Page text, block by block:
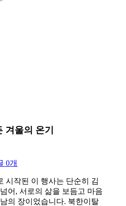
겨울의 온기
0개
시작된 이 행사는 단순히 김
어, 서로의 삶을 보듬고 마음
의 장이었습니다. 북한이탈